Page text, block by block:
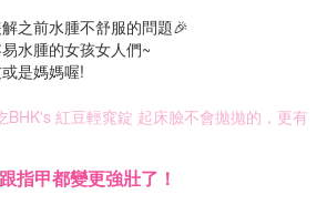
之前水腫不舒服的問題🎉
水腫的女孩女人們~
是媽媽喔!
指甲都變更強壯了！